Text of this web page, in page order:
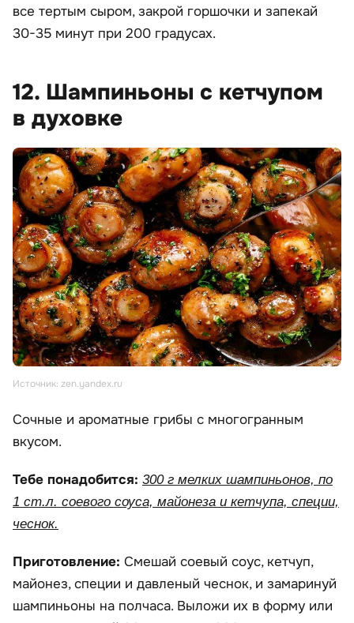
все тертым сыром, закрой горшочки и запекай
30-35 минут при 200 градусах.
12. Шампиньоны с кетчупом
в духовке
Источник: zen.yandex.ru
Сочные и ароматные грибы с многогранным
вкусом.
Тебе понадобится: 300 г мелких шампиньонов, по
1 ст.л. соевого соуса, майонеза и кетчупа, специи,
чеснок.
Приготовление: Смешай соевый соус, кетчуп,
майонез, специи и давленый чеснок, и замаринуй
шампиньоны на полчаса. Выложи их в форму или